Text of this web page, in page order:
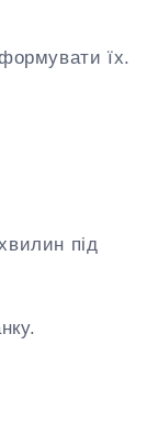
їх.
під